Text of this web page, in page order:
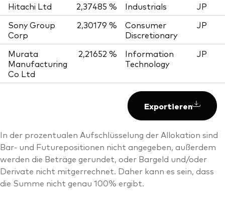
Hitachi Ltd 2,37485 % Industrials
JP
Sony Group
Corp
2,30179 %
Consumer
Discretionary
JP
Murata
Manufacturing
Co Ltd
2,21652 %
Information
Technology
JP
Exportieren
In der prozentualen Aufschlüsselung der Allokation sind
Bar- und Futurepositionen nicht angegeben, außerdem
werden die Beträge gerundet, oder Bargeld und/oder
Derivate nicht mitgerrechnet. Daher kann es sein, dass
die Summe nicht genau 100% ergibt.